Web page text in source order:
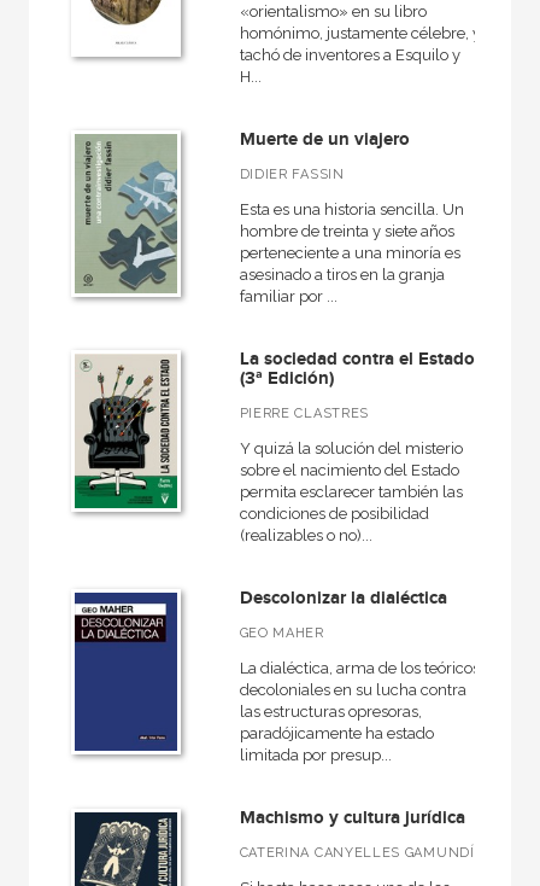
Básica de bolsillo
Básica de Bolsillo  Serie Referencia
Cuestiones de antagonismo
Diccionarios
VER TODAS... (29)
NUESTROS FORMATOS
Cartoné
Ebook
Ebook
Papel
«orientalismo» en su libro
homónimo, justamente célebre, y
tachó de inventores a Esquilo y
H...
Muerte de un viajero
DIDIER FASSIN
Esta es una historia sencilla. Un
hombre de treinta y siete años
perteneciente a una minoría es
asesinado a tiros en la granja
familiar por ...
La sociedad contra el Estado
(3ª Edición)
PIERRE CLASTRES
Y quizá la solución del misterio
sobre el nacimiento del Estado
permita esclarecer también las
condiciones de posibilidad
(realizables o no)...
Descolonizar la dialéctica
GEO MAHER
La dialéctica, arma de los teóricos
decoloniales en su lucha contra
las estructuras opresoras,
paradójicamente ha estado
limitada por presup...
Machismo y cultura jurídica
CATERINA CANYELLES GAMUNDÍ